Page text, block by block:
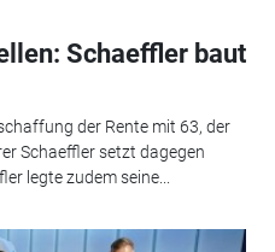
Schaeffler baut
der Rente mit 63, der
Schaeffler setzt dagegen
legte zudem seine...